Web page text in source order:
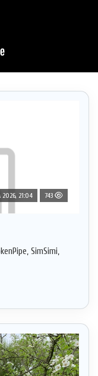
2026, 21:04 743
SimSimi,